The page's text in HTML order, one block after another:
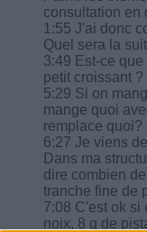
consultation en
1:55 J'ai donc
Quel sera la
3:49 Est-ce
petit croissant ?
5:29 Si on
mange quoi
remplace quoi?
6:27 Je viens
Dans ma
dire combien
tranche fine de
7:08 C'est ok si
noix, 8 g de